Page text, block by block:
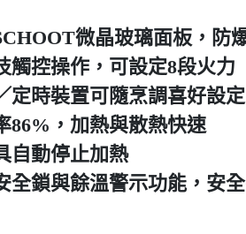
微晶玻璃面板，防
觸控操作，可設定8段火力
定時裝置可隨烹調喜好設定
86%，加熱與散熱快速
自動停止加熱
全鎖與餘溫警示功能，安